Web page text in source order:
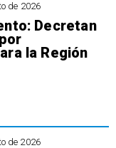
de 2026
Decretan
la Región
de 2026